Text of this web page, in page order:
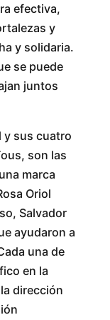
efectiva,
y
y solidaria.
se puede
juntos
y sus cuatro
son las
marca
Oriol
Salvador
ayudaron a
una de
en la
dirección